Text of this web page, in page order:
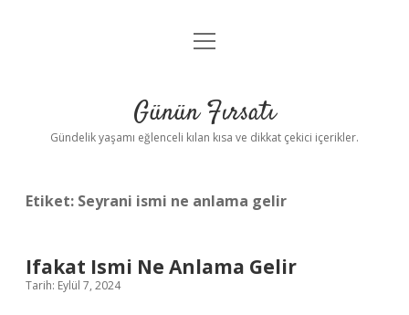
Anasayfa
Yasal Uyarı
menüyü
Günün Fırsatı
Gündelik yaşamı eğlenceli kılan kısa ve dikkat çekici içerikler.
Etiket: Seyrani ismi ne anlama gelir
Ifakat Ismi Ne Anlama Gelir
Tarih: Eylül 7, 2024